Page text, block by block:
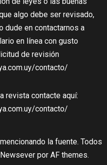
algo debe ser revisado,
dude en contactarnos a
en línea con gusto
de revisión
contacto/
revista contacte aquí:
contacto/
la fuente. Todos
Newsever por AF themes.